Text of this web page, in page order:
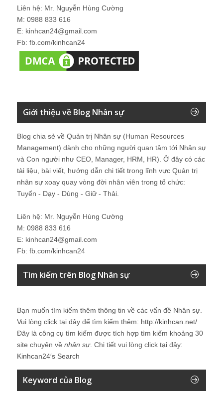
Liên hệ: Mr. Nguyễn Hùng Cường
M: 0988 833 616
E: kinhcan24@gmail.com
Fb: fb.com/kinhcan24
Giới thiệu về Blog Nhân sự
Blog chia sẻ về Quản trị Nhân sự (Human Resources
Management) dành cho những người quan tâm tới Nhân sự
và Con người như CEO, Manager, HRM, HR). Ở đây có các
tài liệu, bài viết, hướng dẫn chi tiết trong lĩnh vực Quản trị
nhân sự xoay quay vòng đời nhân viên trong tổ chức:
Tuyển - Dạy - Dùng - Giữ - Thải.
Liên hệ: Mr. Nguyễn Hùng Cường
M: 0988 833 616
E: kinhcan24@gmail.com
Fb: fb.com/kinhcan24
Tìm kiếm trên Blog Nhân sự
Bạn muốn tìm kiếm thêm thông tin về các vấn đề Nhân sự
Vui lòng click tại đây để tìm kiếm thêm: http://kinhcan.net/
Đây là công cụ tìm kiếm được tích hợp tìm kiếm khoảng 30
site chuyên về nhân sự. Chi tiết vui lòng click tại đây:
Kinhcan24′s Search
Keyword của Blog